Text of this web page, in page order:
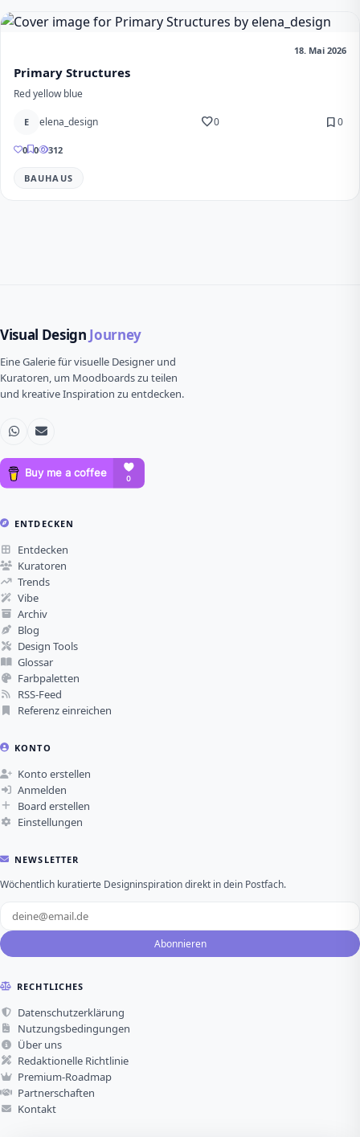
18. Mai 2026
Primary Structures
Red yellow blue
E elena_design favorite0 bookmark0
0 0 312
BAUHAUS
Visual Design Journey
Eine Galerie für visuelle Designer und
Kuratoren, um Moodboards zu teilen
und kreative Inspiration zu entdecken.
ENTDECKEN
Entdecken
Kuratoren
Trends
Vibe
Archiv
Blog
Design Tools
Glossar
Farbpaletten
RSS-Feed
Referenz einreichen
KONTO
Konto erstellen
Anmelden
Board erstellen
Einstellungen
NEWSLETTER
Wöchentlich kuratierte Designinspiration direkt in dein Postfach.
Abonnieren
RECHTLICHES
Datenschutzerklärung
Nutzungsbedingungen
Über uns
Redaktionelle Richtlinie
Premium-Roadmap
Partnerschaften
Kontakt